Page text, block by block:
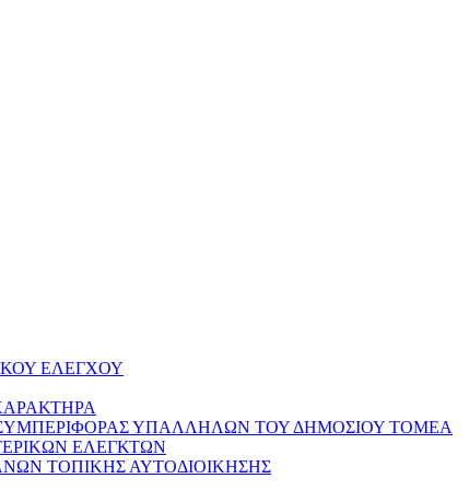
ΕΛΕΓΧΟΥ
ΥΠΑΛΛΗΛΩΝ ΤΟΥ ΔΗΜΟΣΙΟΥ ΤΟΜΕΑ
ΕΛΕΓΚΤΩΝ
ΤΟΠΙΚΗΣ ΑΥΤΟΔΙΟΙΚΗΣΗΣ